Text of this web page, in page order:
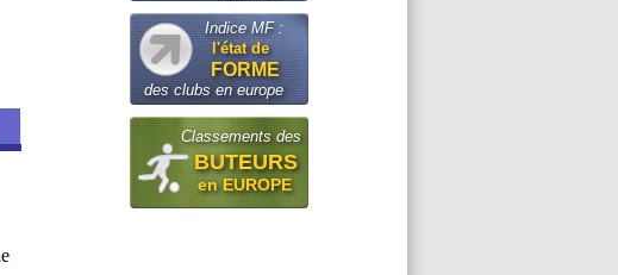
Indice MF :
l'état de
FORME
des clubs en europe
Classements des
BUTEURS
en EUROPE